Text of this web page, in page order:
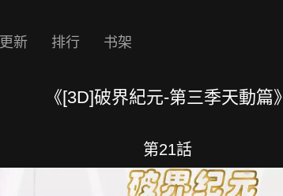
更新 排行 书架
《[3D]破界紀元-第三季天動篇》
第21話